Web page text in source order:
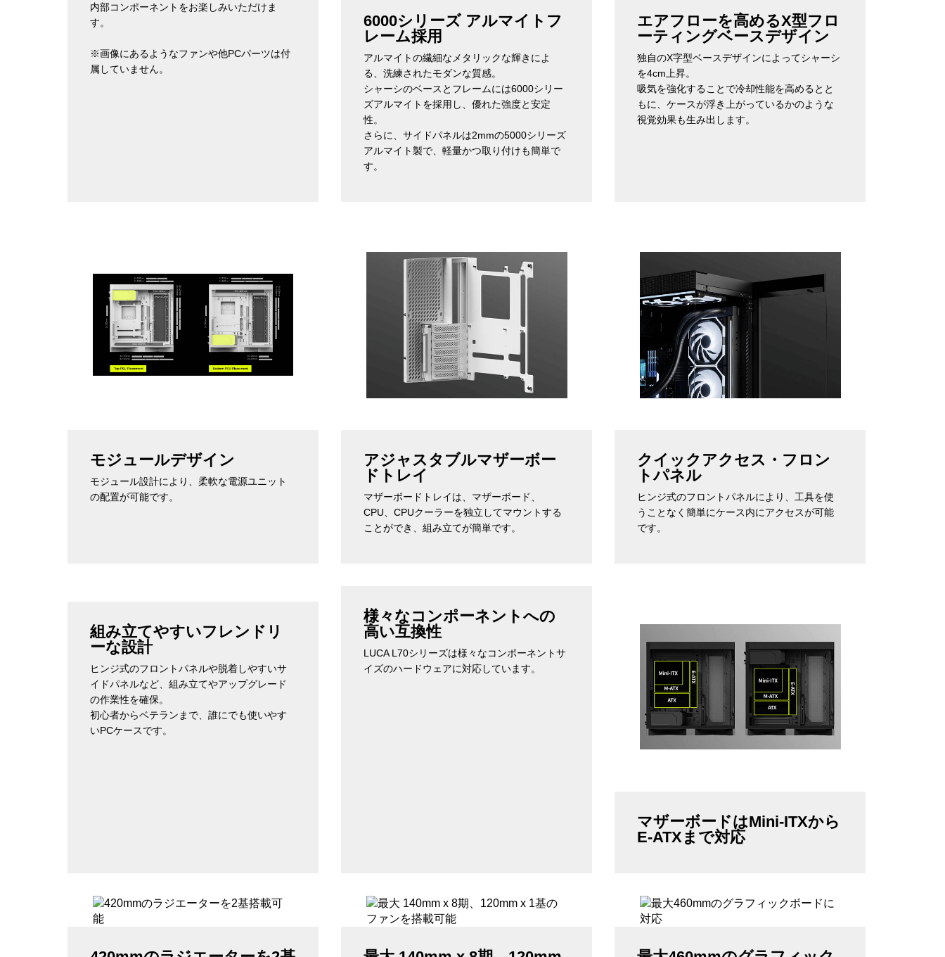
内部コンポーネントをお楽しみいただけま
す。
※画像にあるようなファンや他PCパーツは付
属していません。
6000シリーズ アルマイトフ
レーム採用
アルマイトの繊細なメタリックな輝きによ
る、洗練されたモダンな質感。
シャーシのベースとフレームには6000シリー
ズアルマイトを採用し、優れた強度と安定
性。
さらに、サイドパネルは2mmの5000シリーズ
アルマイト製で、軽量かつ取り付けも簡単で
す。
エアフローを高めるX型フロ
ーティングベースデザイン
独自のX字型ベースデザインによってシャーシ
を4cm上昇。
吸気を強化することで冷却性能を高めるとと
もに、ケースが浮き上がっているかのような
視覚効果も生み出します。
モジュールデザイン
モジュール設計により、柔軟な電源ユニット
の配置が可能です。
アジャスタブルマザーボー
ドトレイ
マザーボードトレイは、マザーボード、
CPU、CPUクーラーを独立してマウントする
ことができ、組み立てが簡単です。
クイックアクセス・フロン
トパネル
ヒンジ式のフロントパネルにより、工具を使
うことなく簡単にケース内にアクセスが可能
です。
組み立てやすいフレンドリ
ーな設計
ヒンジ式のフロントパネルや脱着しやすいサ
イドパネルなど、組み立てやアップグレード
の作業性を確保。
初心者からベテランまで、誰にでも使いやす
いPCケースです。
様々なコンポーネントへの
高い互換性
LUCA L70シリーズは様々なコンポーネントサ
イズのハードウェアに対応しています。
マザーボードはMini-ITXから
E-ATXまで対応